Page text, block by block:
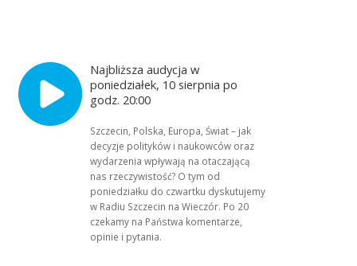
Najbliższa audycja w
poniedziałek, 10 sierpnia po
godz. 20:00
Szczecin, Polska, Europa, Świat – jak
decyzje polityków i naukowców oraz
wydarzenia wpływają na otaczającą
nas rzeczywistość? O tym od
poniedziałku do czwartku dyskutujemy
w Radiu Szczecin na Wieczór. Po 20
czekamy na Państwa komentarze,
opinie i pytania.